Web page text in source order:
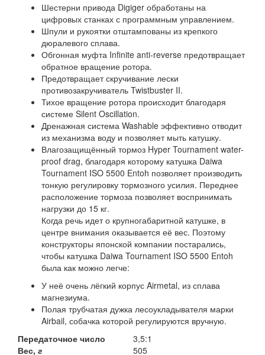
Шестерни привода Digiger обработаны на
цифровых станках с программным управлением.
Шпули и рукоятки отштампованы из крепкого
дюралевого сплава.
Обгонная муфта Infinite anti-reverse предотвращает
обратное вращение ротора.
Предотвращает скручивание лески
противозакручиватель Twistbuster II.
Тихое вращение ротора происходит благодаря
системе Silent Oscillation.
Дренажная система Washable эффективно отводит
из механизма воду и позволяет мыть катушку.
Влагозащищённый тормоз Hyper Tournament water-
proof drag, благодаря которому катушка Daiwa
Tournament ISO 5500 Entoh позволяет производить
тонкую регулировку тормозного усилия. Переднее
расположение тормоза позволяет воспринимать
нагрузки до 15 кг.
Когда речь идет о крупногабаритной катушке, в
центре внимания оказывается её вес. Поэтому
конструкторы японской компании постарались,
чтобы катушка Daiwa Tournament ISO 5500 Entoh
была как можно легче:
У неё очень лёгкий корпус Airmetal, из сплава
магнезиума.
Полая трубчатая дужка лесоукладывателя марки
Airbail, собачка которой регулируются вручную.
Передаточное число
3,5:1
Вес, г 505